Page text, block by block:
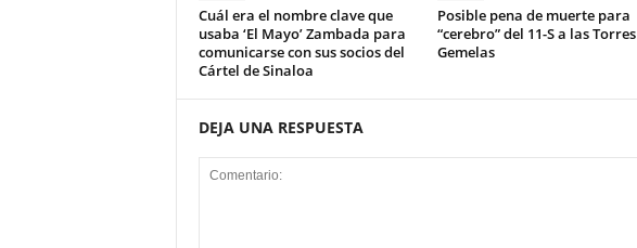
Cuál era el nombre clave que
usaba ‘El Mayo’ Zambada para
comunicarse con sus socios del
Cártel de Sinaloa
Posible pena de muerte para
“cerebro” del 11-S a las Torres
Gemelas
DEJA UNA RESPUESTA